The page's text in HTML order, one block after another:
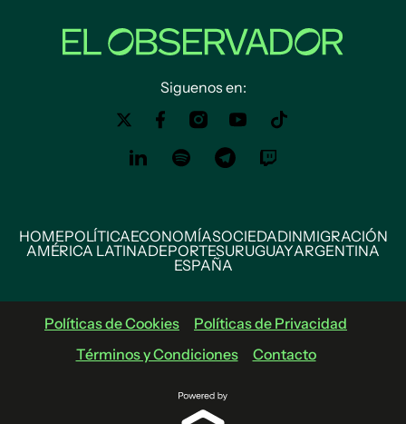
Siguenos en:
HOMEPOLÍTICAECONOMÍASOCIEDADINMIGRACIÓN
AMÉRICA LATINADEPORTESURUGUAYARGENTINA
ESPAÑA
Políticas de Cookies
Políticas de Privacidad
Términos y Condiciones
Contacto